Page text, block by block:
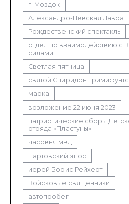
г. Моздок
Александро-Невская Лавра
Рождественский спектакль
отдел по взаимодействию с
силами
Светлая пятница
святой Спиридон
марка
возложение 22 июня 2023
патриотические сборы
отряда «Пластуны»
часовня мвд
Нартовский эпос
иерей Борис Рейхерт
Войсковые священники
автопробег